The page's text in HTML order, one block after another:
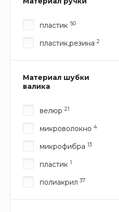
пластик 50
пластик,резина 2
Материал шубки
валика
велюр 21
микроволокно 4
микрофибра 13
пластик 1
полиакрил37